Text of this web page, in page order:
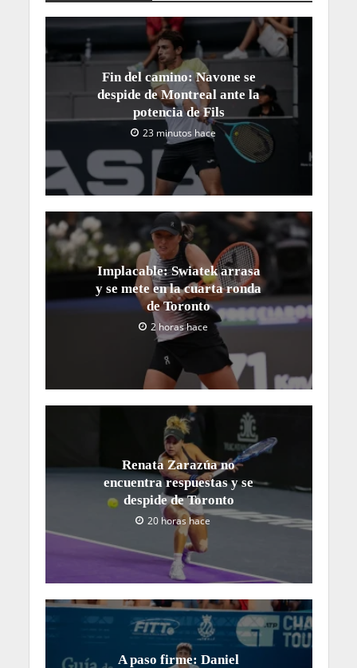
Fin del camino: Navone se
despide de Montreal ante la
potencia de Fils
23 minutos hace
Implacable: Swiatek arrasa
y se mete en la cuarta ronda
de Toronto
2 horas hace
Renata Zarazúa no
encuentra respuestas y se
despide de Toronto
20 horas hace
A paso firme: Daniel